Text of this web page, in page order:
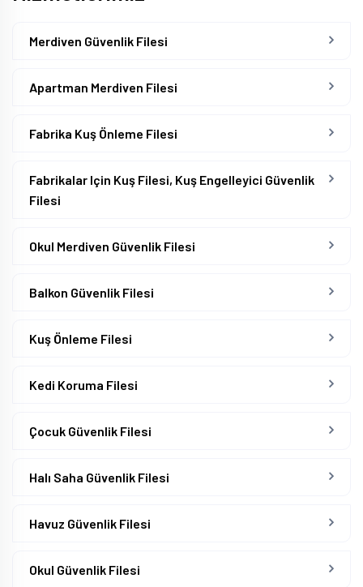
Merdiven Güvenlik Filesi
Apartman Merdiven Filesi
Fabrika Kuş Önleme Filesi
Fabrikalar Için Kuş Filesi, Kuş Engelleyici Güvenlik
Filesi
Okul Merdiven Güvenlik Filesi
Balkon Güvenlik Filesi
Kuş Önleme Filesi
Kedi Koruma Filesi
Çocuk Güvenlik Filesi
Halı Saha Güvenlik Filesi
Havuz Güvenlik Filesi
Okul Güvenlik Filesi